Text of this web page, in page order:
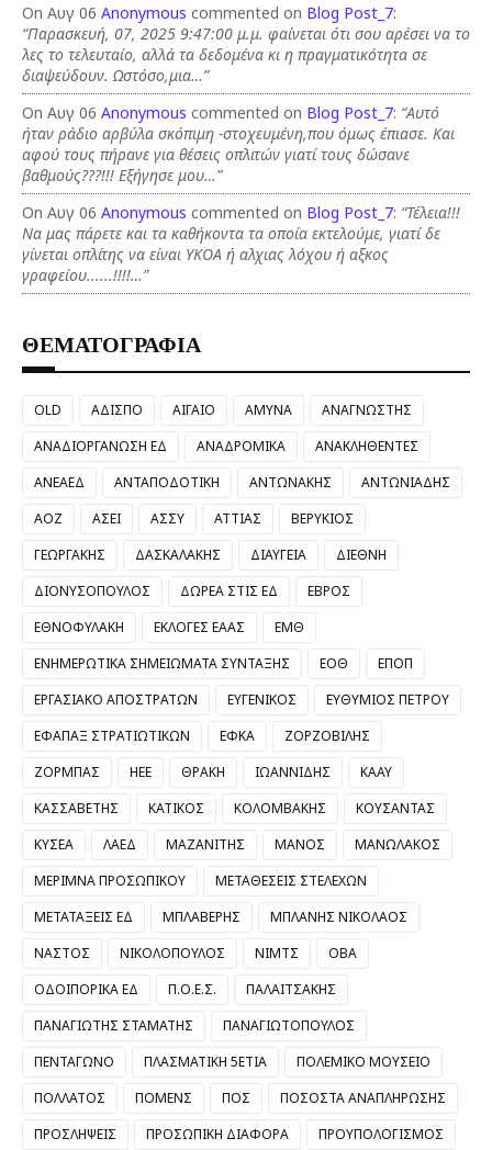
On Αυγ 06 Anonymous commented on Blog Post_7:
“Παρασκευή, 07, 2025 9:47:00 μ.μ. φαίνεται ότι σου αρέσει να το
λες το τελευταίο, αλλά τα δεδομένα κι η πραγματικότητα σε
διαψεύδουν. Ωστόσο,μια…”
On Αυγ 06 Anonymous commented on Blog Post_7: “Αυτό
ήταν ράδιο αρβύλα σκόπιμη -στοχευμένη,που όμως έπιασε. Και
αφού τους πήρανε για θέσεις οπλιτών γιατί τους δώσανε
βαθμούς???!!! Εξήγησε μου…”
On Αυγ 06 Anonymous commented on Blog Post_7: “Τέλεια!!!
Να μας πάρετε και τα καθήκοντα τα οποία εκτελούμε, γιατί δε
γίνεται οπλίτης να είναι ΥΚΟΑ ή αλχιας λόχου ή αξκος
γραφείου......!!!!…”
ΘΕΜΑΤΟΓΡΑΦΙΑ
OLD ΑΔΙΣΠΟ ΑΙΓΑΙΟ ΑΜΥΝΑ
ΑΝΑΓΝΩΣΤΗΣ
ΑΝΑΔΙΟΡΓΑΝΩΣΗ ΕΔ
ΑΝΑΔΡΟΜΙΚΑ
ΑΝΑΚΛΗΘΕΝΤΕΣ
ΑΝΕΑΕΔ
ΑΝΤΑΠΟΔΟΤΙΚΗ ΑΝΤΩΝΑΚΗΣ
ΑΝΤΩΝΙΑΔΗΣ
ΑΟΖ
ΑΣΕΙ ΑΣΣΥ ΑΤΤΙΑΣ
ΒΕΡΥΚΙΟΣ
ΓΕΩΡΓΑΚΗΣ
ΔΑΣΚΑΛΑΚΗΣ ΔΙΑΥΓΕΙΑ
ΔΙΕΘΝΗ
ΔΙΟΝΥΣΟΠΟΥΛΟΣ
ΔΩΡΕΑ ΣΤΙΣ ΕΔ
ΕΒΡΟΣ
ΕΘΝΟΦΥΛΑΚΗ
ΕΚΛΟΓΕΣ ΕΑΑΣ
ΕΜΘ
ΕΝΗΜΕΡΩΤΙΚΑ ΣΗΜΕΙΩΜΑΤΑ ΣΥΝΤΑΞΗΣ
ΕΟΘ
ΕΠΟΠ
ΕΡΓΑΣΙΑΚΟ ΑΠΟΣΤΡΑΤΩΝ
ΕΥΓΕΝΙΚΟΣ
ΕΥΘΥΜΙΟΣ ΠΕΤΡΟΥ
ΕΦΑΠΑΞ ΣΤΡΑΤΙΩΤΙΚΩΝ
ΕΦΚΑ
ΖΟΡΖΟΒΙΛΗΣ
ΖΟΡΜΠΑΣ
ΗΕΕ ΘΡΑΚΗ ΙΩΑΝΝΙΔΗΣ
ΚΑΑΥ
ΚΑΣΣΑΒΕΤΗΣ
ΚΑΤΙΚΟΣ ΚΟΛΟΜΒΑΚΗΣ
ΚΟΥΣΑΝΤΑΣ
ΚΥΣΕΑ
ΛΑΕΔ ΜΑΖΑΝΙΤΗΣ ΜΑΝΟΣ
ΜΑΝΩΛΑΚΟΣ
ΜΕΡΙΜΝΑ ΠΡΟΣΩΠΙΚΟΥ
ΜΕΤΑΘΕΣΕΙΣ ΣΤΕΛΕΧΩΝ
ΜΕΤΑΤΑΞΕΙΣ ΕΔ
ΜΠΛΑΒΕΡΗΣ
ΜΠΛΑΝΗΣ ΝΙΚΟΛΑΟΣ
ΝΑΣΤΟΣ
ΝΙΚΟΛΟΠΟΥΛΟΣ ΝΙΜΤΣ
ΟΒΑ
ΟΔΟΙΠΟΡΙΚΑ ΕΔ
Π.Ο.Ε.Σ.
ΠΑΛΑΙΤΣΑΚΗΣ
ΠΑΝΑΓΙΩΤΗΣ ΣΤΑΜΑΤΗΣ
ΠΑΝΑΓΙΩΤΟΠΟΥΛΟΣ
ΠΕΝΤΑΓΩΝΟ
ΠΛΑΣΜΑΤΙΚΗ 5ΕΤΙΑ
ΠΟΛΕΜΙΚΟ ΜΟΥΣΕΙΟ
ΠΟΛΛΑΤΟΣ
ΠΟΜΕΝΣ ΠΟΣ
ΠΟΣΟΣΤΑ ΑΝΑΠΛΗΡΩΣΗΣ
ΠΡΟΣΛΗΨΕΙΣ
ΠΡΟΣΩΠΙΚΗ ΔΙΑΦΟΡΑ ΠΡΟΥΠΟΛΟΓΙΣΜΟΣ